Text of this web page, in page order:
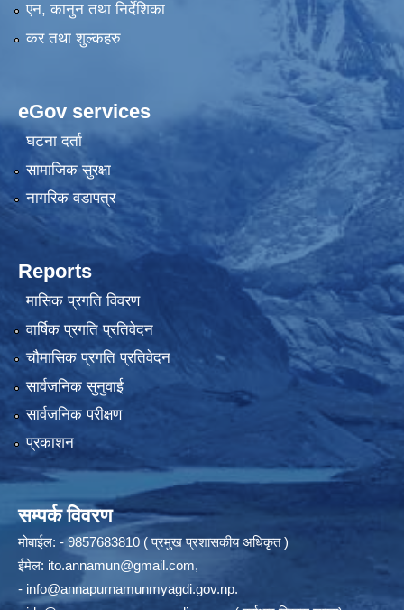
एन, कानुन तथा निर्देशिका
कर तथा शुल्कहरु
eGov services
घटना दर्ता
सामाजिक सुरक्षा
नागरिक वडापत्र
Reports
मासिक प्रगति विवरण
वार्षिक प्रगति प्रतिवेदन
चौमासिक प्रगति प्रतिवेदन
सार्वजनिक सुनुवाई
सार्वजनिक परीक्षण
प्रकाशन
सम्पर्क विवरण
मोबाईल: - 9857683810 ( प्रमुख प्रशासकीय अधिकृत )
ईमेल: ito.annamun@gmail.com,
- info@annapurnamunmyagdi.gov.np.